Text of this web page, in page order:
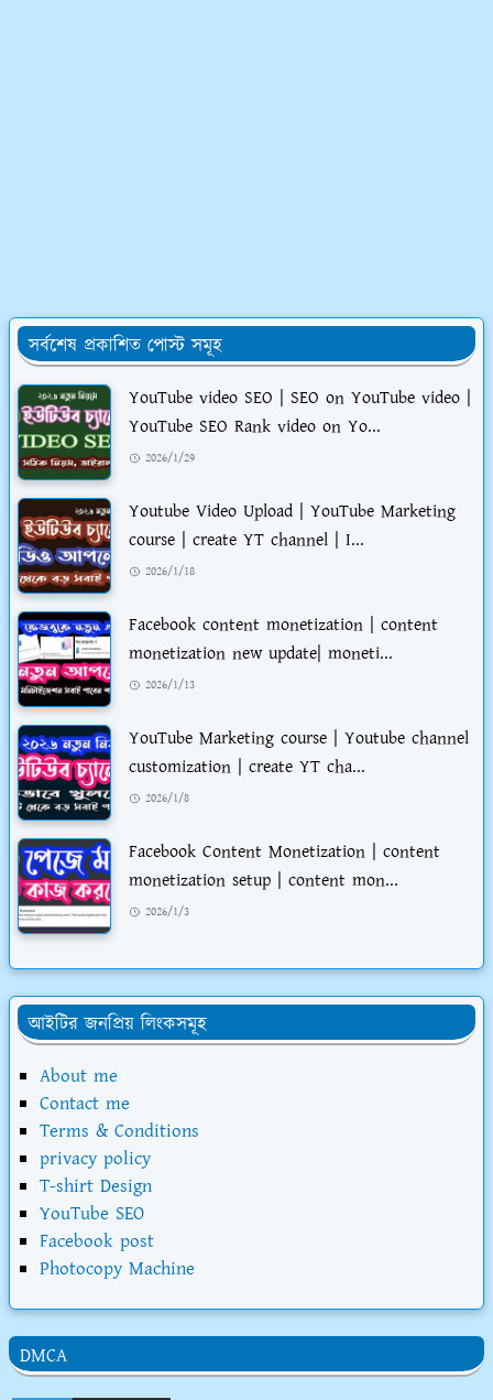
সর্বশেষ প্রকাশিত পোস্ট সমূহ
YouTube video SEO | SEO on YouTube video |
YouTube SEO Rank video on Yo...
2026/1/29
Youtube Video Upload | YouTube Marketing
course | create YT channel | I...
2026/1/18
Facebook content monetization | content
monetization new update| moneti...
2026/1/13
YouTube Marketing course | Youtube channel
customization | create YT cha...
2026/1/8
Facebook Content Monetization | content
monetization setup | content mon...
2026/1/3
আইটির জনপ্রিয় লিংকসমূহ
About me
Contact me
Terms & Conditions
privacy policy
T-shirt Design
YouTube SEO
Facebook post
Photocopy Machine
DMCA